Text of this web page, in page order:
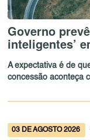
Governo
inteligentes’
A expectativa é de
concessão aconteça
03 DE AGOSTO 2026